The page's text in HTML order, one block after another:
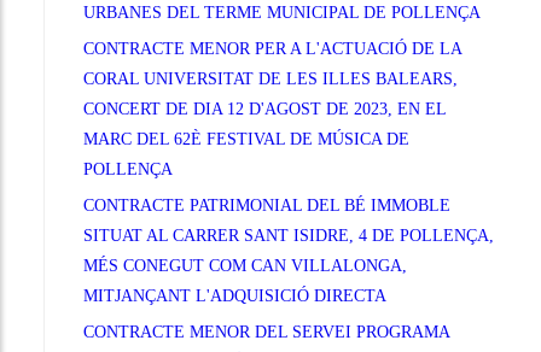
URBANES DEL TERME MUNICIPAL DE POLLENÇA
CONTRACTE MENOR PER A L'ACTUACIÓ DE LA
CORAL UNIVERSITAT DE LES ILLES BALEARS,
CONCERT DE DIA 12 D'AGOST DE 2023, EN EL
MARC DEL 62È FESTIVAL DE MÚSICA DE
POLLENÇA
CONTRACTE PATRIMONIAL DEL BÉ IMMOBLE
SITUAT AL CARRER SANT ISIDRE, 4 DE POLLENÇA,
MÉS CONEGUT COM CAN VILLALONGA,
MITJANÇANT L'ADQUISICIÓ DIRECTA
CONTRACTE MENOR DEL SERVEI PROGRAMA